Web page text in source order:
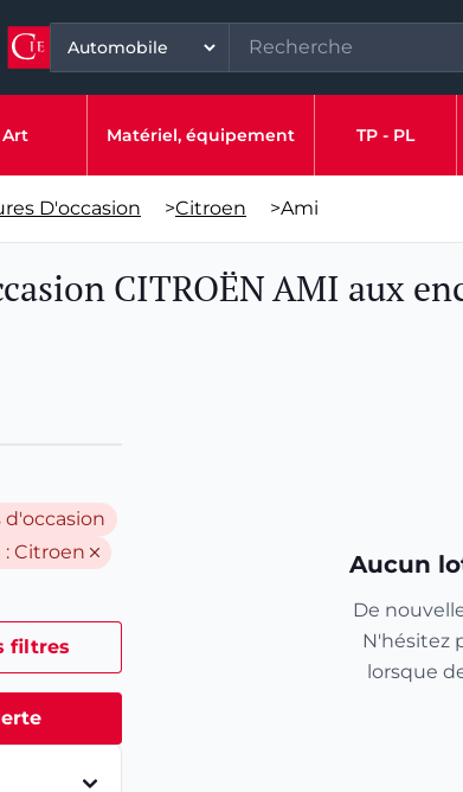
Art Matériel, équipement TP - PL
D'occasion >Citroen >Ami
CITROËN AMI aux
: Citroen
filtres
Aucun
De
N'hésitez
lorsque